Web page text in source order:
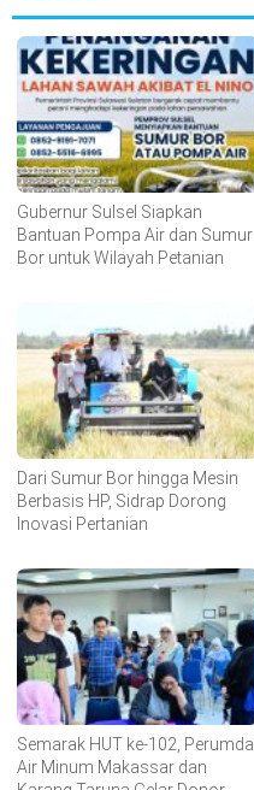
Gubernur Sulsel Siapkan
Bantuan Pompa Air dan Sumur
Bor untuk Wilayah Petanian
Dari Sumur Bor hingga Mesin
Berbasis HP, Sidrap Dorong
Inovasi Pertanian
Semarak HUT ke-102, Perumda
Air Minum Makassar dan